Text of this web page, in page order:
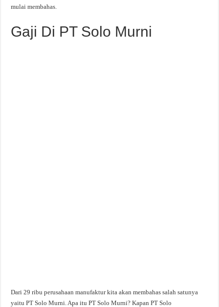
mulai membahas.
Gaji Di PT Solo Murni
Dari 29 ribu perusahaan manufaktur kita akan membahas salah satunya
yaitu PT Solo Murni. Apa itu PT Solo Murni? Kapan PT Solo